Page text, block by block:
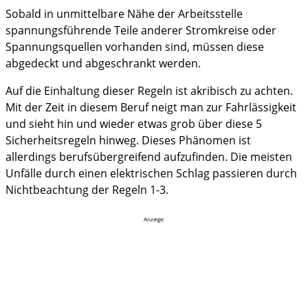
Sobald in unmittelbare Nähe der Arbeitsstelle
spannungsführende Teile anderer Stromkreise oder
Spannungsquellen vorhanden sind, müssen diese
abgedeckt und abgeschrankt werden.
Auf die Einhaltung dieser Regeln ist akribisch zu achten.
Mit der Zeit in diesem Beruf neigt man zur Fahrlässigkeit
und sieht hin und wieder etwas grob über diese 5
Sicherheitsregeln hinweg. Dieses Phänomen ist
allerdings berufsübergreifend aufzufinden. Die meisten
Unfälle durch einen elektrischen Schlag passieren durch
Nichtbeachtung der Regeln 1-3.
Anzeige: